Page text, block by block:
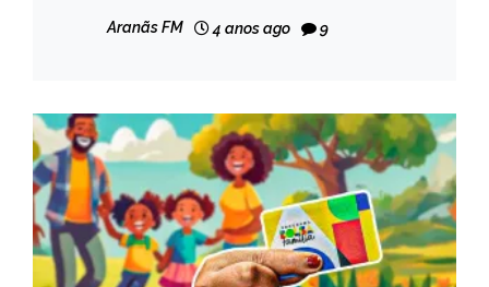
Aranãs FM 4 anos ago 9